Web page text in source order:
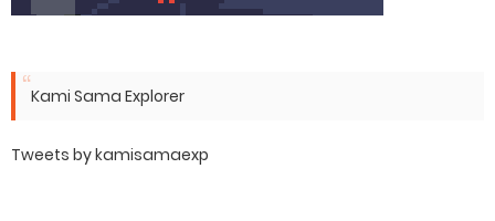
Kami Sama Explorer
Tweets by kamisamaexp